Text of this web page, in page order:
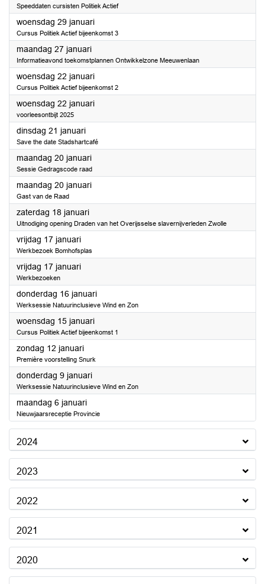
Speeddaten cursisten Politiek Actief
woensdag 29 januari2025
Cursus Politiek Actief bijeenkomst 3
maandag 27 januari2025
Informatieavond toekomstplannen Ontwikkelzone Meeuwenlaan
woensdag 22 januari2025
Cursus Politiek Actief bijeenkomst 2
woensdag 22 januari2025
voorleesontbijt 2025
dinsdag 21 januari2025
Save the date Stadshartcafé
maandag 20 januari2025
Sessie Gedragscode raad
maandag 20 januari2025
Gast van de Raad
zaterdag 18 januari2025
Uitnodiging opening Draden van het Overijsselse slavernijverleden Zwolle
vrijdag 17 januari2025
Werkbezoek Bomhofsplas
vrijdag 17 januari2025
Werkbezoeken
donderdag 16 januari2025
Werksessie Natuurinclusieve Wind en Zon
woensdag 15 januari2025
Cursus Politiek Actief bijeenkomst 1
zondag 12 januari2025
Première voorstelling Snurk
donderdag 9 januari2025
Werksessie Natuurinclusieve Wind en Zon
maandag 6 januari2025
Nieuwjaarsreceptie Provincie
2024
2023
2022
2021
2020